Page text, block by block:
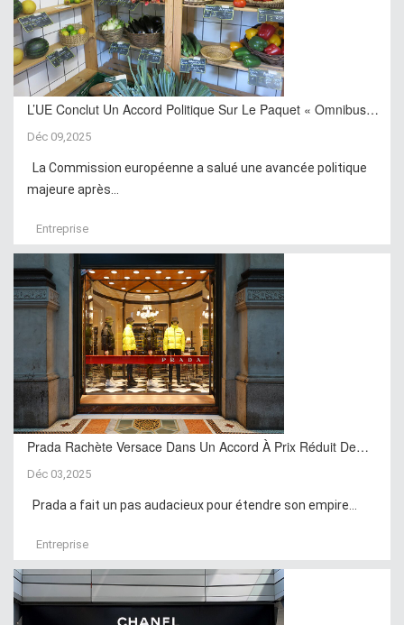
L’UE Conclut Un Accord Politique Sur Le Paquet « Omnibus…
Déc 09,2025
La Commission européenne a salué une avancée politique
majeure après...
Entreprise
Prada Rachète Versace Dans Un Accord À Prix Réduit De…
Déc 03,2025
Prada a fait un pas audacieux pour étendre son empire...
Entreprise